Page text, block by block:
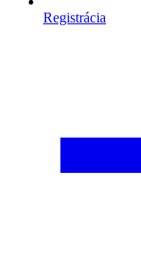
Registrácia